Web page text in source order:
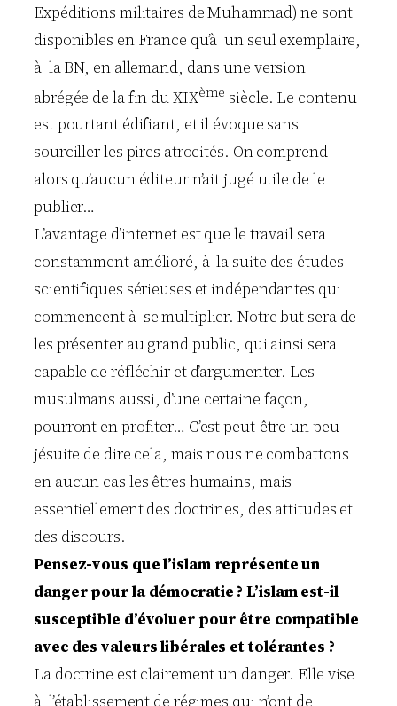
Expéditions militaires de Muhammad) ne sont
disponibles en France qu’à un seul exemplaire,
à la BN, en allemand, dans une version
abrégée de la fin du XIXème siècle. Le contenu
est pourtant édifiant, et il évoque sans
sourciller les pires atrocités. On comprend
alors qu’aucun éditeur n’ait jugé utile de le
publier…
L’avantage d’internet est que le travail sera
constamment amélioré, à la suite des études
scientifiques sérieuses et indépendantes qui
commencent à se multiplier. Notre but sera de
les présenter au grand public, qui ainsi sera
capable de réfléchir et d’argumenter. Les
musulmans aussi, d’une certaine façon,
pourront en profiter… C’est peut-être un peu
jésuite de dire cela, mais nous ne combattons
en aucun cas les êtres humains, mais
essentiellement des doctrines, des attitudes et
des discours.
Pensez-vous que l’islam représente un
danger pour la démocratie ? L’islam est-il
susceptible d’évoluer pour être compatible
avec des valeurs libérales et tolérantes ?
La doctrine est clairement un danger. Elle vise